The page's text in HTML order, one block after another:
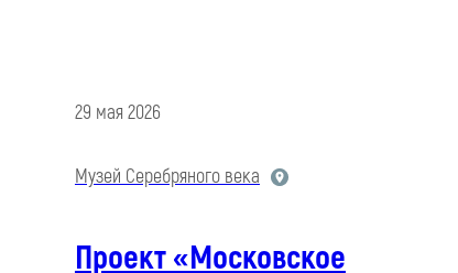
29 мая 2026
Музей Серебряного века
Проект «Московское